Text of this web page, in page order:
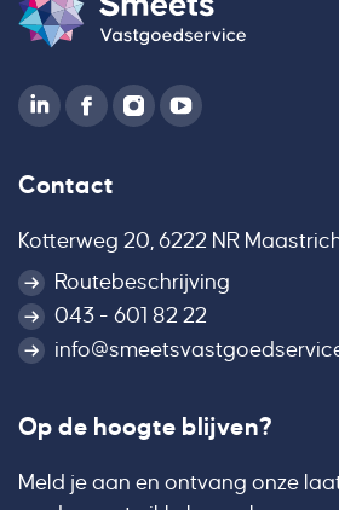
Contact
Kotterweg 20, 6222 NR
Routebeschrijving
043 - 601 82 22
Op de hoogte blijven?
Meld je aan en ontvang onze